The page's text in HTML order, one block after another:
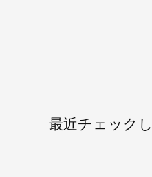
最近チェック